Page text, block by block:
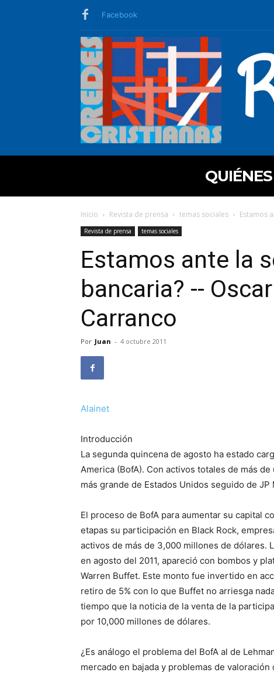
Facebook
Inicio Revista de prensa temas sociales Estamos
Revista de prensa temas sociales
Estamos ante la
bancaria? --
Carranco
Por Juan - 4 octubre 2011
Alainet
Introducción
La segunda quincena de agosto ha estado
America (BofA). Con activos totales de más
más grande de Estados Unidos seguido de
El proceso de BofA para aumentar su capital
etapas su participación en Black Rock,
activos de más de 3,000 millones de dólares.
en agosto del 2011, apareció con bombos y
Warren Buffet. Este monto fue invertido en
retiro de 5% con lo que Buffet no arriesga
tiempo que la noticia de la venta de la
por 10,000 millones de dólares.
¿Es análogo el problema del BofA al de
mercado en bajada y problemas de